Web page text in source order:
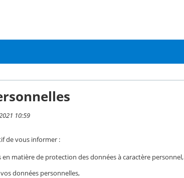
10:59
de vous informer :
en matière de protection des données à caractère personnel,
données personnelles,